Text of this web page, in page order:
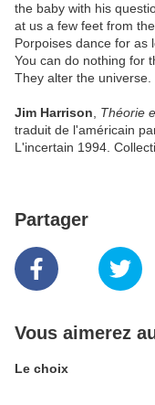
the baby with his
at us a few feet from the
Porpoises dance for as
You can do nothing for
They alter the universe.
Jim Harrison Théorie
traduit de l'américain
L'incertain 1994.
Partager
Vous aimerez
Le choix